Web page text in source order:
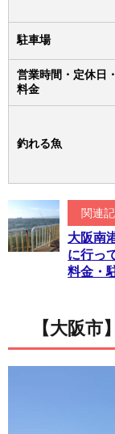
駐車場
営業時間・定休日・
料金
釣れる魚
関連
大阪南
に行っ
料金・
【大阪